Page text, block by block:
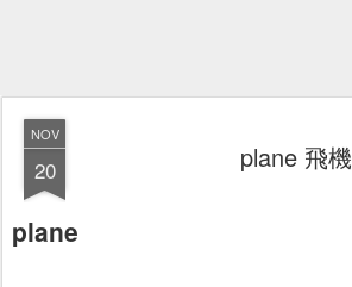
NOV
20 plane 飛機
plane